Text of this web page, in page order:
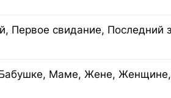
Первое свидание, Последний
Маме, Жене, Женщине,